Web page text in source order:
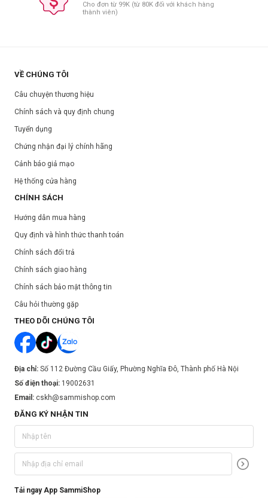
Cho đơn từ 99K (từ 80K đối với khách hàng
thành viên)
VỀ CHÚNG TÔI
Câu chuyện thương hiệu
Chính sách và quy định chung
Tuyển dụng
Chứng nhận đại lý chính hãng
Cảnh báo giả mạo
Hệ thống cửa hàng
CHÍNH SÁCH
Hướng dẫn mua hàng
Quy định và hình thức thanh toán
Chính sách đổi trả
Chính sách giao hàng
Chính sách bảo mật thông tin
Câu hỏi thường gặp
THEO DÕI CHÚNG TÔI
Địa chỉ: Số 112 Đường Cầu Giấy, Phường Nghĩa Đô, Thành phố Hà Nội
Số điện thoại: 19002631
Email: cskh@sammishop.com
ĐĂNG KÝ NHẬN TIN
Tải ngay App SammiShop